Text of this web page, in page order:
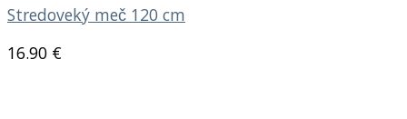
Stredoveký meč 120 cm
16.90 €